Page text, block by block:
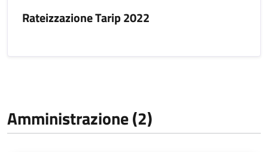
Rateizzazione Tarip 2022
Amministrazione (2)